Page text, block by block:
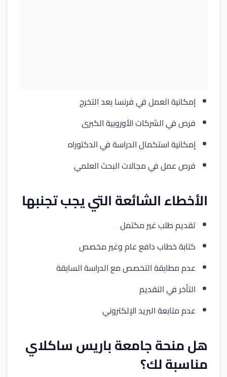
إمكانية العمل في فرنسا بعد التخرج
فرص في الشركات الأوروبية الكبرى
إمكانية استكمال الدراسة في الدكتوراه
فرص عمل في مجالات البحث العلمي
الأخطاء الشائعة التي يجب تجنبها
تقديم طلب غير مكتمل
كتابة خطاب دافع عام وغير مخصص
عدم مطابقة التخصص مع الدراسة السابقة
التأخر في التقديم
عدم متابعة البريد الإلكتروني
هل منحة جامعة باريس ساكلاي
مناسبة لك؟